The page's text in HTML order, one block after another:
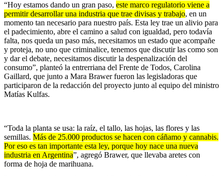
“Hoy estamos dando un gran paso, este marco regulatorio viene a
permitir desarrollar una industria que trae divisas y trabajo, en un
momento tan necesario para nuestro país. Esta ley trae un alivio para
el padecimiento, abre el camino a salud con igualdad, pero todavía
falta, nos queda un paso más, necesitamos un estado que acompañe
y proteja, no uno que criminalice, tenemos que discutir las como son
y dar el debate, necesitamos discutir la despenalización del
consumo”, planteó la entrerriana del Frente de Todos, Carolina
Gaillard, que junto a Mara Brawerfueron las legisladoras que
participaron de la redacción del proyecto junto al equipo del ministro
Matías Kulfas.
“Toda la planta se usa: la raíz, el tallo, las hojas, las flores y las
semillas. Más de 25.000 productos se hacen con cáñamo y cannabis.
Por eso es tan importante esta ley, porque hoy nace una nueva
industria en Argentina”, agregó Brawer, que llevaba aretes con
forma de hoja de marihuana.